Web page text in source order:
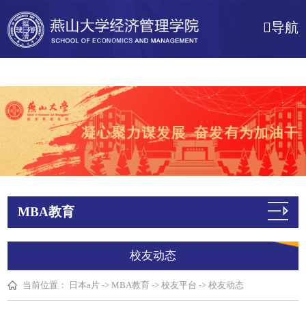
日本a片
导航
MBA教育
校友动态
当前位置： 日本a片 ->MBA教育 ->校友平台 ->校友动态